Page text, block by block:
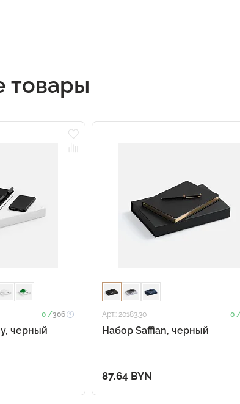
товары
0 /306
черный
Арт.: 20183.30 0
Набор Saffian, черный
87.64 BYN